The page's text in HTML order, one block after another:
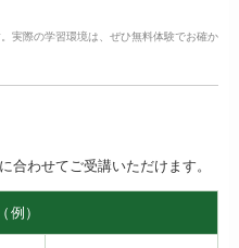
実際の学習環境は、ぜひ無料体験でお確か
合わせてご受講いただけます。
例）